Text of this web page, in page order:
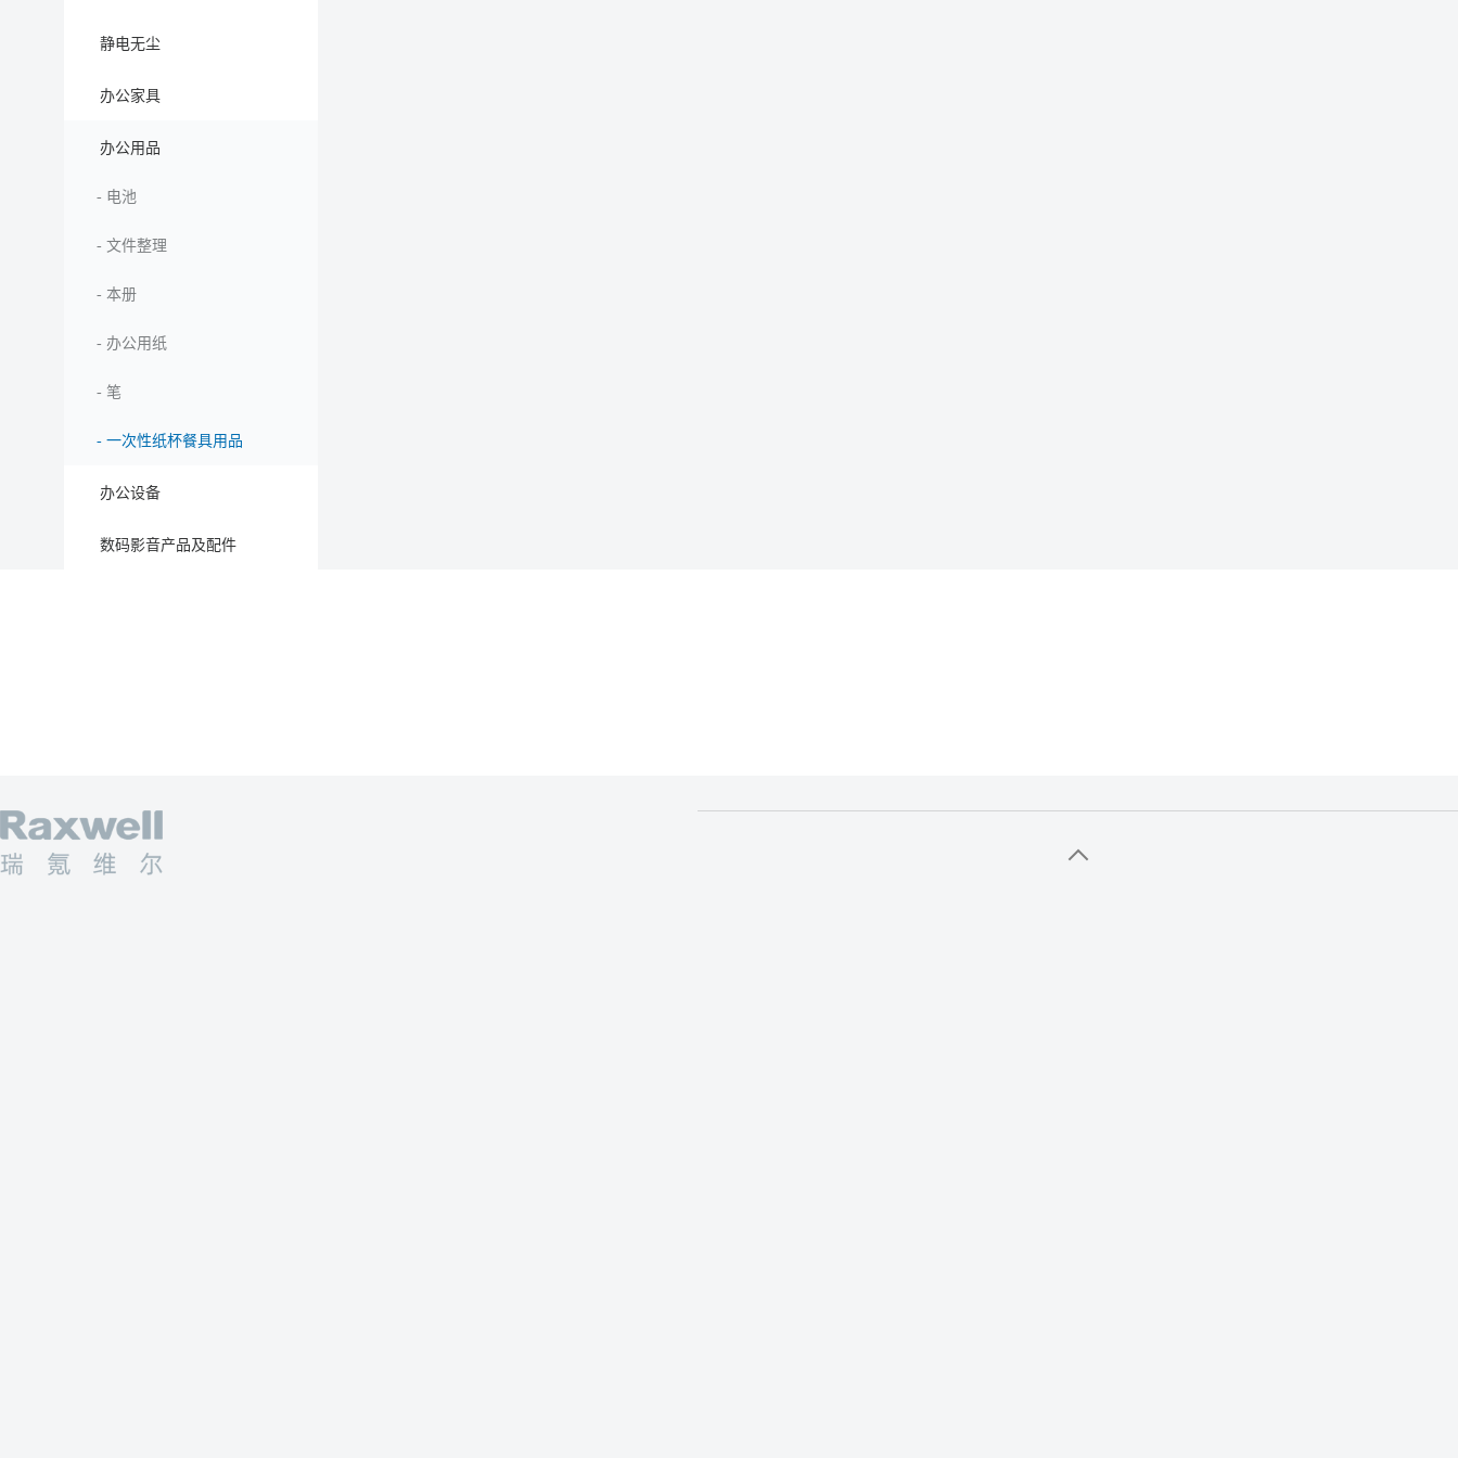
静电无尘
办公家具
办公用品
- 电池
- 文件整理
- 本册
- 办公用纸
- 笔
- 一次性纸杯餐具用品
办公设备
数码影音产品及配件